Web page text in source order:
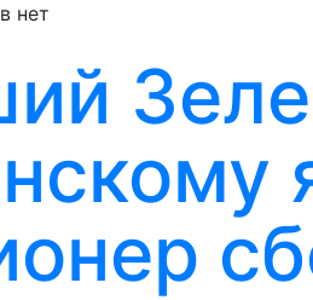
нет